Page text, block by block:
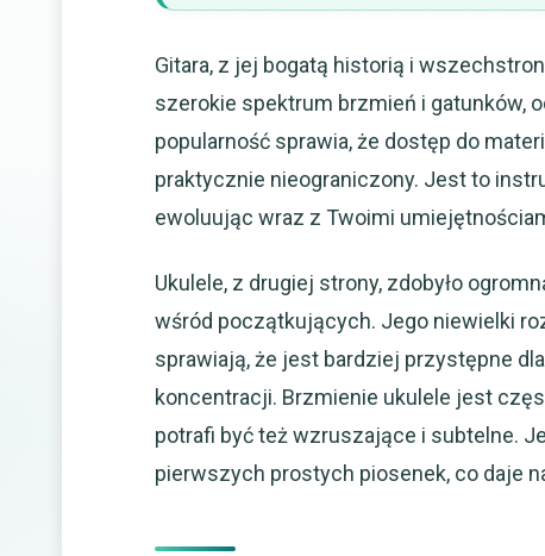
Gitara, z jej bogatą historią i
szerokie spektrum brzmień i gatunków,
popularność sprawia, że dostęp do
praktycznie nieograniczony. Jest to
ewoluując wraz z Twoimi
Ukulele, z drugiej strony, zdobyło
wśród początkujących. Jego niewielki
sprawiają, że jest bardziej przystępne
koncentracji. Brzmienie ukulele jest
potrafi być też wzruszające i subtelne.
pierwszych prostych piosenek, co daje